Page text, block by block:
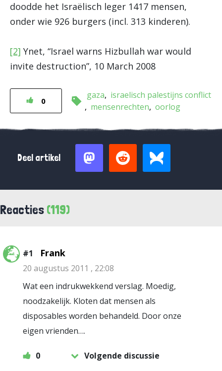
doodde het Israëlisch leger 1417 mensen,
onder wie 926 burgers (incl. 313 kinderen).
[2] Ynet, “Israel warns Hizbullah war would
invite destruction”, 10 March 2008
0
gaza
israelisch palestijns conflict
mensenrechten oorlog
Deel artikel
Reacties (119)
#1 Frank
20 augustus 2011 , 22:08
Wat een indrukwekkend verslag. Moedig,
noodzakelijk. Kloten dat mensen als
disposables worden behandeld. Door onze
eigen vrienden….
0 Volgende discussie